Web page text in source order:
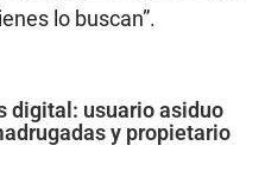
lo buscan”.
digital: usuario asiduo
y propietario